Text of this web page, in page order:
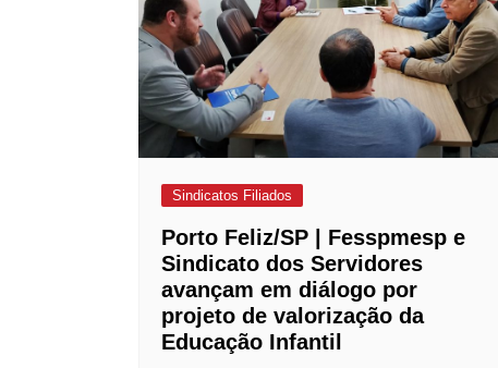
Sindicatos Filiados
Porto Feliz/SP | Fesspmesp e
Sindicato dos Servidores
avançam em diálogo por
projeto de valorização da
Educação Infantil